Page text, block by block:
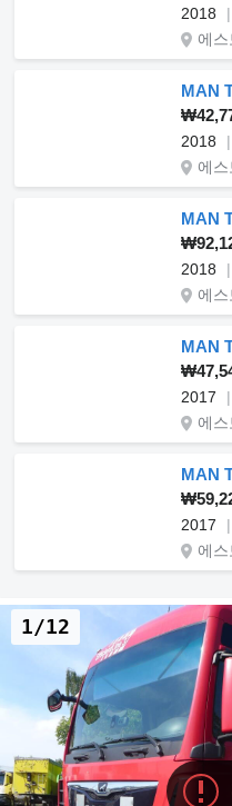
2018
에
MAN
2018
에
MAN
2018
에
MAN
2017
에
MAN
2017
에
1/12